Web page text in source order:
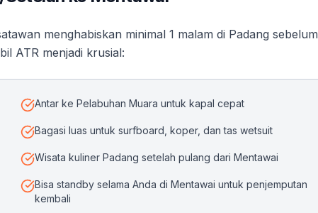
menghabiskan minimal 1 malam di Padang sebelum
ATR menjadi krusial:
Antar ke Pelabuhan Muara untuk kapal cepat
Bagasi luas untuk surfboard, koper, dan tas wetsuit
Wisata kuliner Padang setelah pulang dari Mentawai
Bisa standby selama Anda di Mentawai untuk penjemputan
kembali